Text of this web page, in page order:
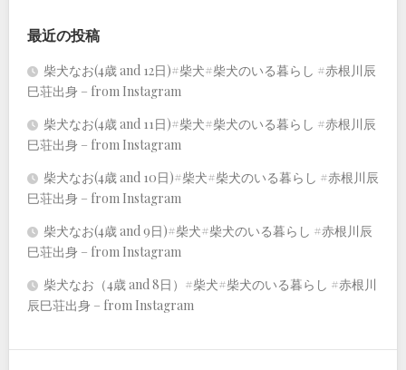
最近の投稿
柴犬なお(4歳 and 12日)#柴犬#柴犬のいる暮らし #赤根川辰
巳荘出身 – from Instagram
柴犬なお(4歳 and 11日)#柴犬#柴犬のいる暮らし #赤根川辰
巳荘出身 – from Instagram
柴犬なお(4歳 and 10日)#柴犬#柴犬のいる暮らし #赤根川辰
巳荘出身 – from Instagram
柴犬なお(4歳 and 9日)#柴犬#柴犬のいる暮らし #赤根川辰
巳荘出身 – from Instagram
柴犬なお（4歳 and 8日）#柴犬#柴犬のいる暮らし #赤根川
辰巳荘出身 – from Instagram